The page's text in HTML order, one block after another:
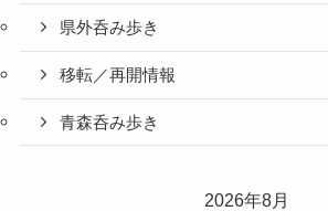
県外呑み歩き
移転／再開情報
青森呑み歩き
2026年8月